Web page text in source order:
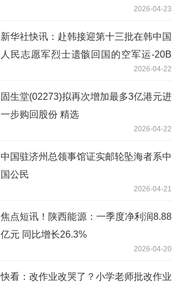
2026-04-23
新华社快讯：赴韩接迎第十三批在韩中国
人民志愿军烈士遗骸回国的空军运-20B
已进入中国领空，4架歼-20迎接护航 前
沿资讯
2026-04-22
固生堂(02273)拟再次增加最多3亿港元进
一步购回股份 精选
2026-04-22
中国驻济州总领事馆证实邮轮坠海者系中
国公民
2026-04-21
焦点短讯！陕西能源：一季度净利润8.88
亿元 同比增长26.3%
2026-04-20
快看：改作业改哭了？小学老师批改作业